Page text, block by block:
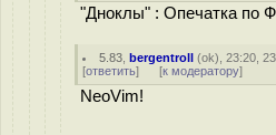
"Дноклы" : Опечатка по
5.83 ,bergentroll (ok), 23:20,
[ответить] [к модератору]
NeoVim!